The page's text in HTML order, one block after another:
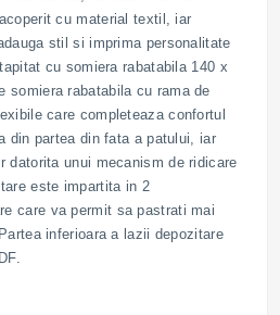
cu material textil, iar
stil si imprima personalitate
cu somiera rabatabila 140 x
somiera rabatabila cu rama de
care completeaza confortul
din partea din fata a patului, iar
datorita unui mecanism de ridicare
este impartita in 2
care va permit sa pastrati mai
inferioara a lazii depozitare